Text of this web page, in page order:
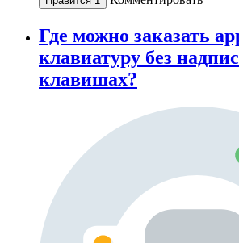
Где можно заказать
клавиатуру без
клавишах?